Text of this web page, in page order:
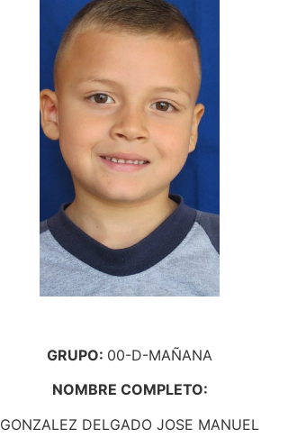
GRUPO: 00-D-MAÑANA
NOMBRE COMPLETO:
GONZALEZ DELGADO JOSE MANUEL